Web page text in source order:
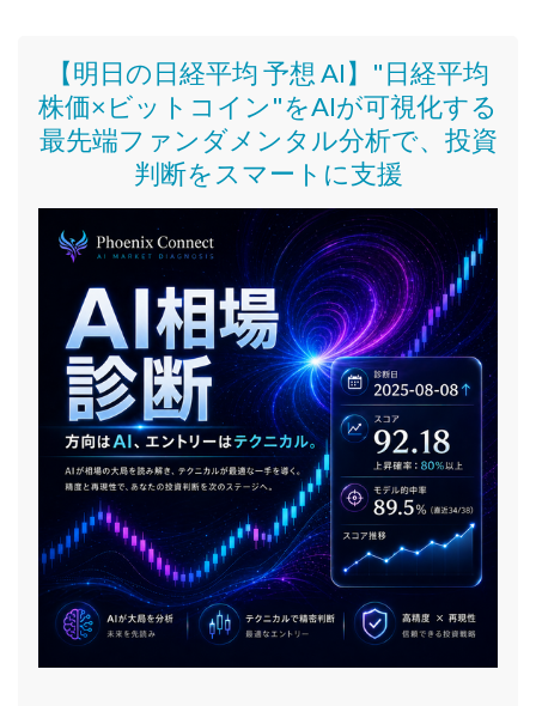
【明日の日経平均 予想 AI】"日経平均
株価×ビットコイン"をAIが可視化する
最先端ファンダメンタル分析で、投資
判断をスマートに支援